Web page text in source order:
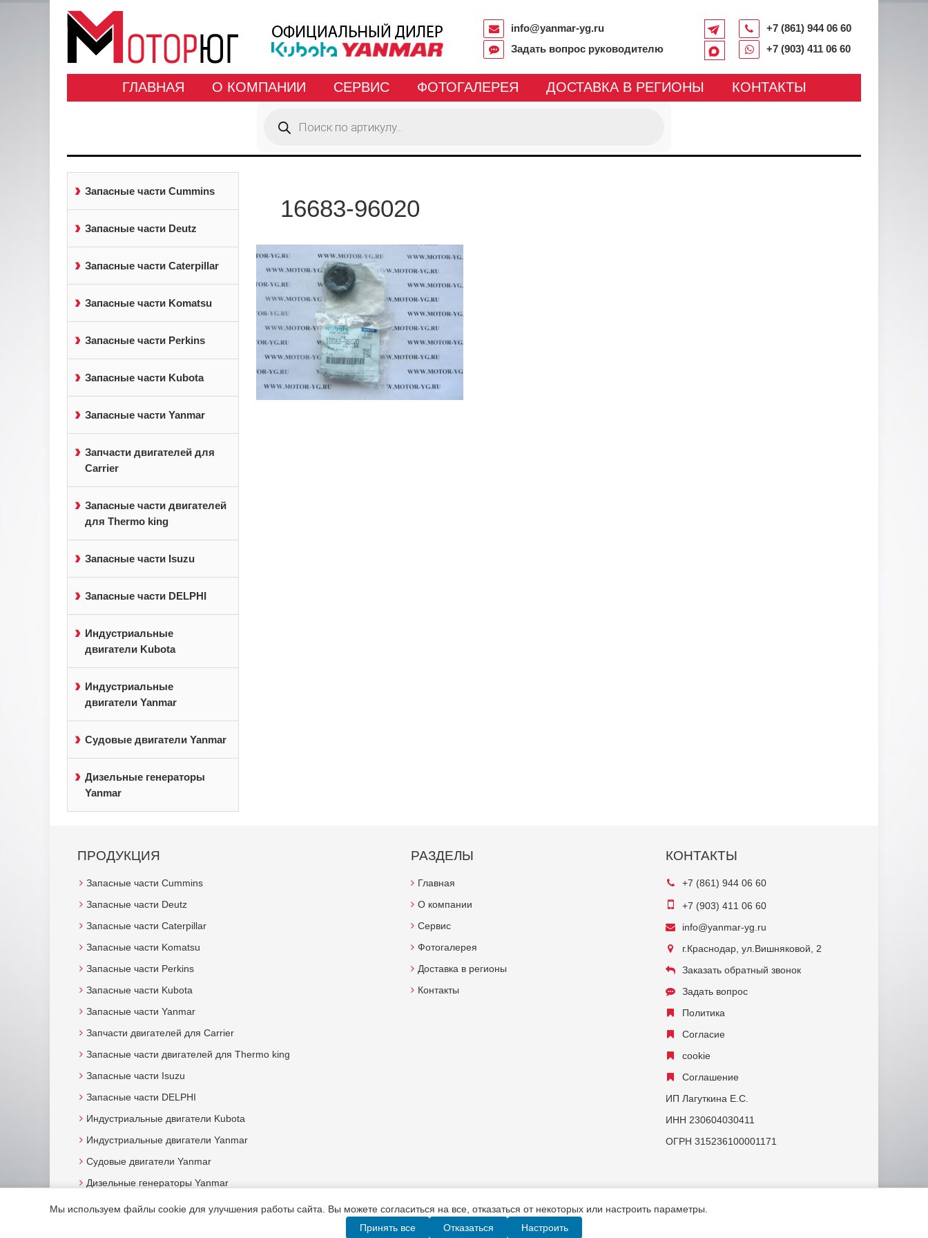
+7 (861) 944 06 60
+7 (903) 411 06 60
info@yanmar-yg.ru
Задать вопрос руководителю
ГЛАВНАЯ О КОМПАНИИ СЕРВИС ФОТОГАЛЕРЕЯ ДОСТАВКА В РЕГИОНЫ КОНТАКТЫ
товаров
Запасные части Cummins
Запасные части Deutz
Запасные части Caterpillar
Запасные части Komatsu
Запасные части Perkins
Запасные части Kubota
Запасные части Yanmar
Запчасти двигателей для
Carrier
Запасные части двигателей
для Thermo king
Запасные части Isuzu
Запасные части DELPHI
Индустриальные
двигатели Kubota
Индустриальные
двигатели Yanmar
Судовые двигатели Yanmar
Дизельные генераторы
Yanmar
16683-96020
ПРОДУКЦИЯ
Запасные части Cummins
Запасные части Deutz
Запасные части Caterpillar
Запасные части Komatsu
Запасные части Perkins
Запасные части Kubota
Запасные части Yanmar
Запчасти двигателей для Carrier
Запасные части двигателей для Thermo king
Запасные части Isuzu
Запасные части DELPHI
Индустриальные двигатели Kubota
Индустриальные двигатели Yanmar
Судовые двигатели Yanmar
Дизельные генераторы Yanmar
РАЗДЕЛЫ
Главная
О компании
Сервис
Фотогалерея
Доставка в регионы
Контакты
КОНТАКТЫ
+7 (861) 944 06 60
+7 (903) 411 06 60
info@yanmar-yg.ru
г.Краснодар, ул.Вишняковой, 2
Заказать обратный звонок
Задать вопрос
Политика
Согласие
cookie
Соглашение
ИП Лагуткина Е.С.
ИНН 230604030411
ОГРН 315236100001171
Мы используем файлы cookie для улучшения работы сайта. Вы можете согласиться на все, отказаться от некоторых или настроить параметры.
Принять все
Отказаться Настроить